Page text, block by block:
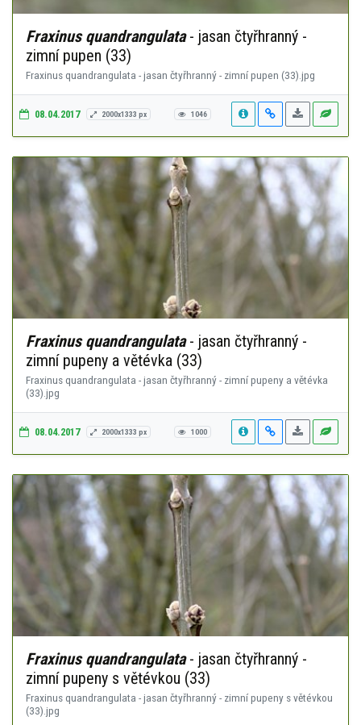
Fraxinus quandrangulata- jasan čtyřhranný -
zimní pupen (33)
Fraxinus quandrangulata - jasan čtyřhranný - zimní pupen (33).jpg
08.04.2017 2000x1333 px 1046
Fraxinus quandrangulata- jasan čtyřhranný -
zimní pupeny a větévka (33)
Fraxinus quandrangulata - jasan čtyřhranný - zimní pupeny a větévka
(33).jpg
08.04.2017 2000x1333 px 1000
Fraxinus quandrangulata- jasan čtyřhranný -
zimní pupeny s větévkou (33)
Fraxinus quandrangulata - jasan čtyřhranný - zimní pupeny s větévkou
(33).jpg